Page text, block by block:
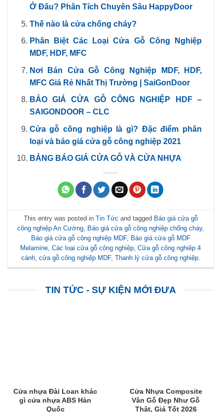
Ở Đâu? Phân Tích Chuyên Sâu HappyDoor
Thế nào là cửa chống cháy?
Phân Biệt Các Loại Cửa Gỗ Công Nghiệp
MDF, HDF, MFC
Nơi Bán Cửa Gỗ Công Nghiệp MDF, HDF,
MFC Giá Rẻ Nhất Thị Trường | SaiGonDoor
BÁO GIÁ CỬA GỖ CÔNG NGHIỆP HDF –
SAIGONDOOR – CLC
Cửa gỗ công nghiệp là gì? Đặc điểm phân
loại và báo giá cửa gỗ công nghiệp 2021
BẢNG BÁO GIÁ CỬA GỖ VÀ CỬA NHỰA
This entry was posted in Tin Tức and tagged Báo giá cửa gỗ
công nghiệp An Cường, Báo giá cửa gỗ công nghiệp chống cháy,
Báo giá cửa gỗ công nghiệp MDF, Báo giá cửa gỗ MDF
Melamine Các loại cửa gỗ công nghiệp Cửa gỗ công nghiệp 4
cánh, cửa gỗ công nghiệp MDF, Thanh lý cửa gỗ công nghiệp.
TIN TỨC - SỰ KIỆN MỚI ĐƯA
Cửa nhựa Đài Loan khác
gì cửa nhựa ABS Hàn
Quốc
Cửa Nhựa Composite
Vân Gỗ Đẹp Như Gỗ
Thật, Giá Tốt 2026